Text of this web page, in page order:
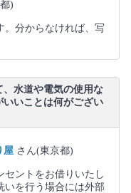
)
。分からなければ、写
水道や電気の使用な
いいことは何がござい
屋 さん(東京都)
セントをお借りいたし
いを行う場合には外部